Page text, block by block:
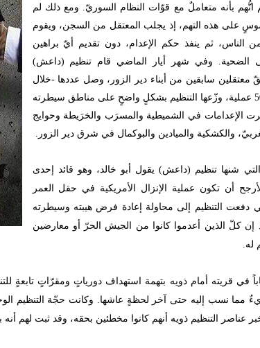
اتُّهم بأنه متعاملٌ مع قوّات النظام السوريّ. ومع ذلك لم
على هذه التهم، إذ يجلب المعتقل من السجن، ويقوم
الناس، ثم ينفذ حكم الإعدام، دون تقديم أيّ براهين
الضحية. وفي شهر أيار الماضي قام تنظيم (داعش)
معتقلين سابقين من أبناء دير الزور، وصل عددها -خلال
أربعة أيامٍ- إلى أكثر من 50 عملية، وزّعها التنظيم بشكلٍ واضحٍ على مناطق سيطرته
الإعدامات في الشميطية والمسرَب والخرَيطة وحوايج
والكشكية والميادين والبوكمال في شرق دير الزور.
شنها تنظيم (داعش) يقول أبو خالد، وهو قائد إحدى
أن تكون عملية الإنزال الأمريكية في حقل العمر
دفعت التنظيم إلى محاولة إعادة فرض هيبته وسيطرته
إن كلّ الذين أعدموا كانوا من الجيش الحرّ أو معارضين
له.
في قريته أمام ذويه بتهمة استهداف دورياتٍ ومقرّاتٍ تابعةٍ
مما نسب إليه حتى آخر لحظةٍ عاشها. وكانت حجّة التنظيم
عناصر التنظيم ذويه أنهم كانوا مخطئين بحقه، وقد ثبت لهم